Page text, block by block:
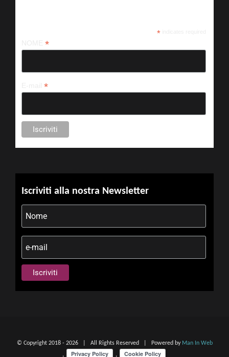
*indicates required
*
*
Iscriviti alla nostra Newsletter
© Copyright 2018 - 2026 | All Rights Reserved | Powered by Man In Web